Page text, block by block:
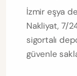
İzmir eşya
Nakliyat, 7/
sigortalı
güvenle